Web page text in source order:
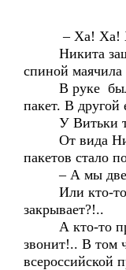
– Ха! Ха!
Никита
спиной маячила
В руке была
пакет. В другой
У Витьки
От вида
пакетов стало
– А мы дверь
Или кто-то
закрывает?!..
А кто-то
звонит!.. В том
всероссийской